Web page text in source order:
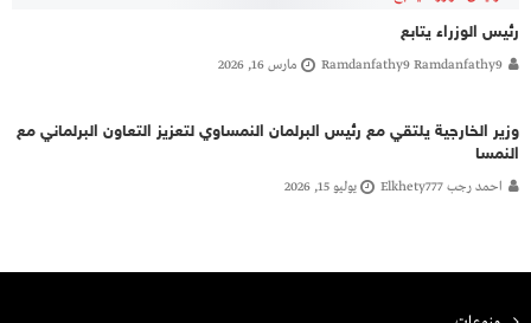
رئيس الوزراء يتابع
Ramdanfathy9 Ramdanfathy9 مارس 16, 2026
وزير الخارجية يلتقي مع رئيس البرلمان النمساوي لتعزيز التعاون البرلماني مع
النمسا
احمد رجب Elkhety777 يوليو 15, 2026